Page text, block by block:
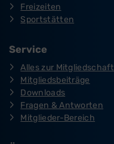
Freizeiten
Sportstätten
Service
Alles zur Mitgliedschaft
Mitgliedsbeiträge
Downloads
Fragen & Antworten
Mitglieder-Bereich